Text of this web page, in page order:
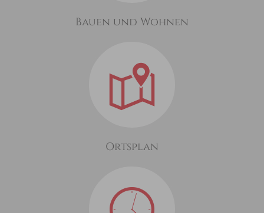
Bauen und Wohnen
Ortsplan